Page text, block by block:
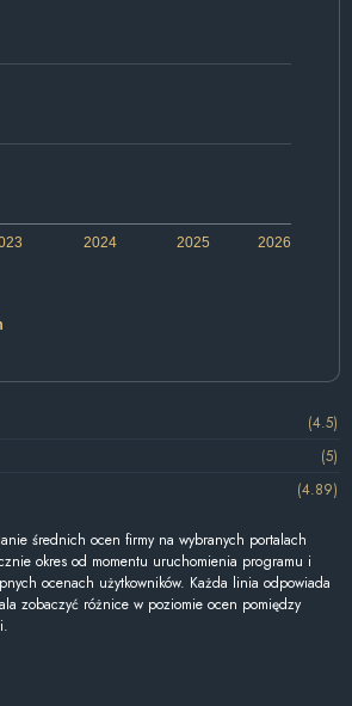
2024 2026
2025
(4.5)
(5)
(4.89)
średnich ocen firmy na wybranych portalach
okres od momentu uruchomienia programu i
ocenach użytkowników. Każda linia odpowiada
zobaczyć różnice w poziomie ocen pomiędzy